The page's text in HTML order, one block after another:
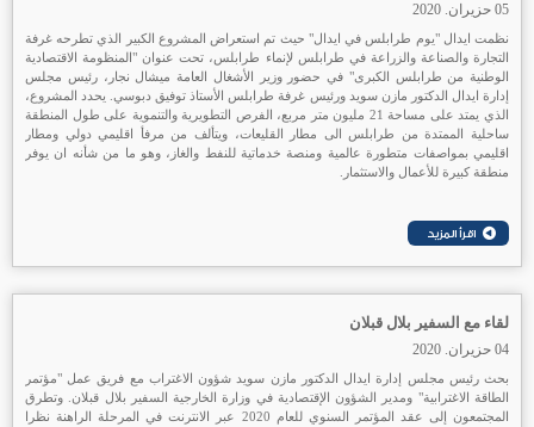
05 حزيران. 2020
نظمت ايدال "يوم طرابلس في ايدال" حيث تم استعراض المشروع الكبير الذي تطرحه غرفة
التجارة والصناعة والزراعة في طرابلس لإنماء طرابلس، تحت عنوان "المنظومة الاقتصادية
الوطنية من طرابلس الكبرى" في حضور وزير الأشغال العامة ميشال نجار، رئيس مجلس
إدارة ايدال الدكتور مازن سويد ورئيس غرفة طرابلس الأستاذ توفيق دبوسي. يحدد المشروع،
الذي يمتد على مساحة 21 مليون متر مربع، الفرص التطويرية والتنموية على طول المنطقة
ساحلية الممتدة من طرابلس الى مطار القليعات، ويتألف من مرفأ اقليمي دولي ومطار
اقليمي بمواصفات متطورة عالمية ومنصة خدماتية للنفط والغاز، وهو ما من شأنه ان يوفر
منطقة كبيرة للأعمال والاستثمار.
لقاء مع السفير بلال قبلان
04 حزيران. 2020
بحث رئيس مجلس إدارة ايدال الدكتور مازن سويد شؤون الاغتراب مع فريق عمل "مؤتمر
الطاقة الاغترابية" ومدير الشؤون الإقتصادية في وزارة الخارجية السفير بلال قبلان. وتطرق
المجتمعون إلى عقد المؤتمر السنوي للعام 2020 عبر الانترنت في المرحلة الراهنة نظرا